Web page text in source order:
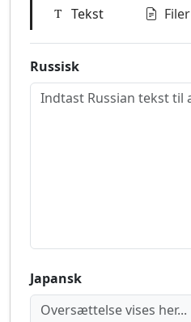
Tekst Filer
Russisk
Japansk
Oversættelse vises her...